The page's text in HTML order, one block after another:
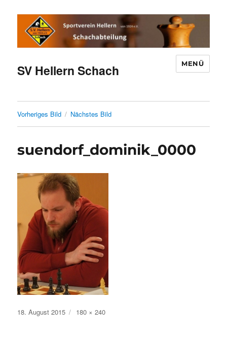
SV Hellern Schach MENÜ
Vorheriges Bild Nächstes Bild
suendorf_dominik_0000
Veröffentlicht
am
18. August 2015 Volle
Größe
180 × 240